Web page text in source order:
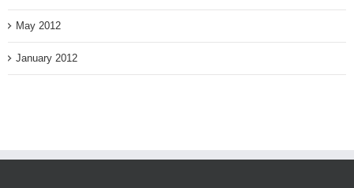
May 2012
January 2012